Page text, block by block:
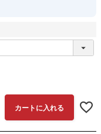
カートに入れる